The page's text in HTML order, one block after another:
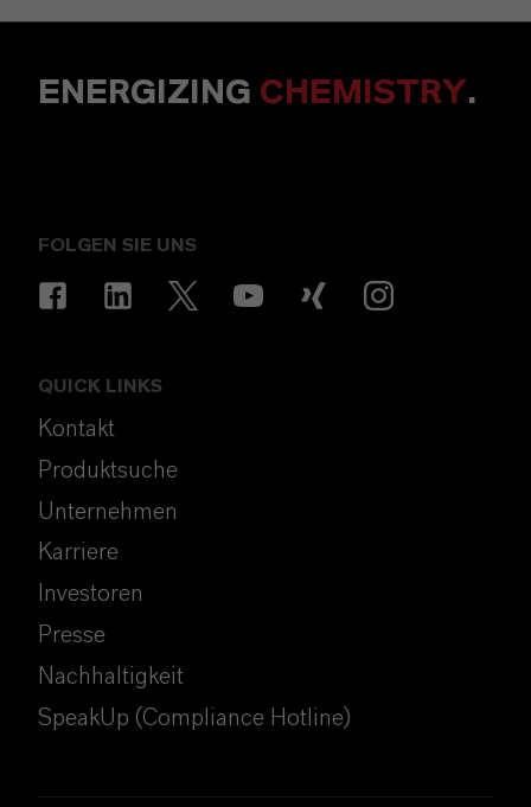
ENERGIZING CHEMISTRY.
FOLGEN SIE UNS
QUICK LINKS
Kontakt
Produktsuche
Unternehmen
Karriere
Investoren
Presse
Nachhaltigkeit
SpeakUp (Compliance Hotline)